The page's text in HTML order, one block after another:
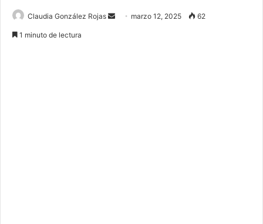
Claudia González Rojas
Send marzo 12, 2025 62
1 minuto de lectura